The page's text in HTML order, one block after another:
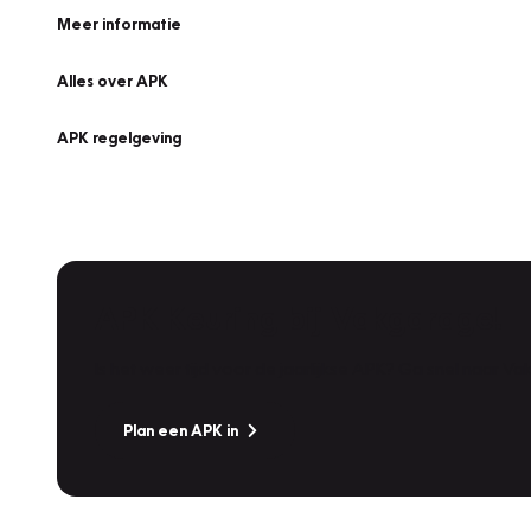
Meer informatie
Alles over APK
APK regelgeving
Plan een APK in